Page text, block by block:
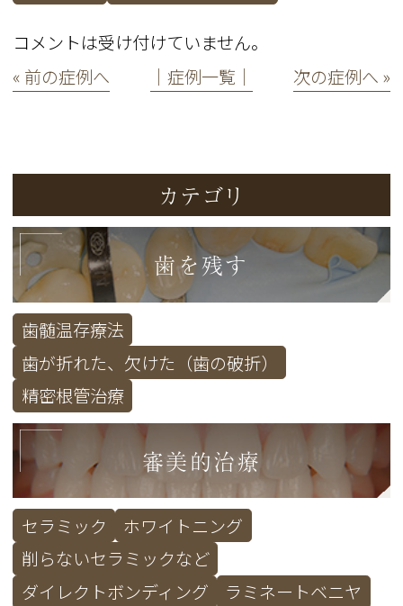
コメントは受け付けていません。
« 前の症例へ
│症例一覧│ 次の症例へ »
カテゴリ
歯を残す
歯髄温存療法
歯が折れた、欠けた（歯の破折）
精密根管治療
審美的治療
セラミック
ホワイトニング
削らないセラミックなど
ダイレクトボンディング
ラミネートベニヤ